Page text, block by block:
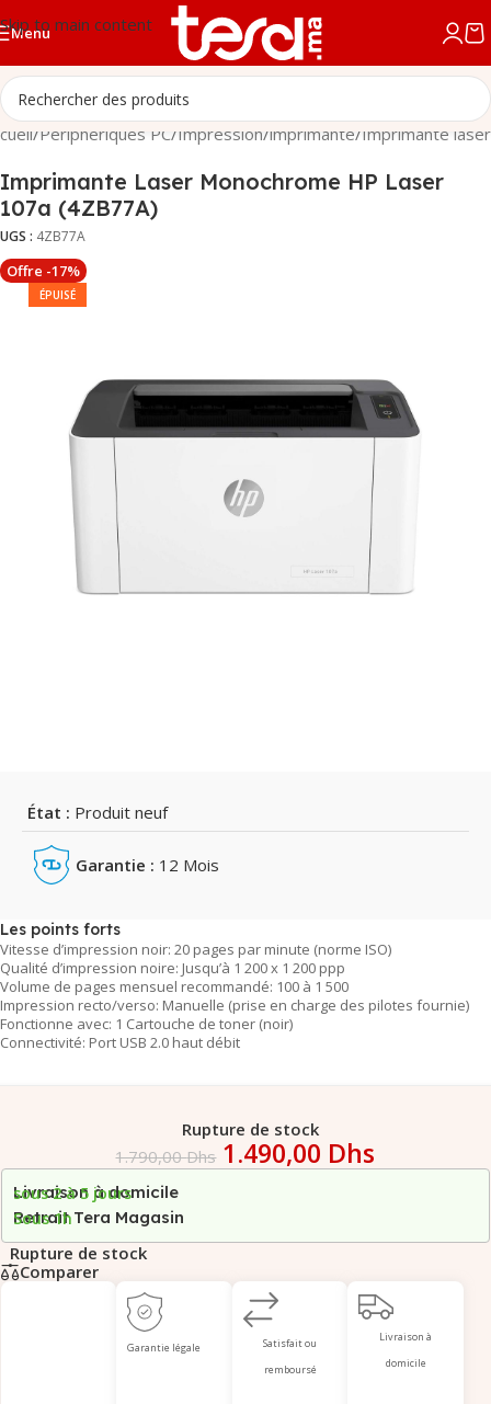
Skip to main content
Menu
/Périphériques PC/Impression/imprimante/Imprimante laser
Imprimante Laser Monochrome HP Laser
107a (4ZB77A)
UGS : 4ZB77A
Offre -17%
ÉPUISÉ
État : Produit neuf
Garantie : 12 Mois
Les points forts
Vitesse d’impression noir: 20 pages par minute (norme ISO)
Qualité d’impression noire: Jusqu’à 1 200 x 1 200 ppp
Volume de pages mensuel recommandé: 100 à 1 500
Impression recto/verso: Manuelle (prise en charge des pilotes fournie)
Fonctionne avec: 1 Cartouche de toner (noir)
Connectivité: Port USB 2.0 haut débit
Rupture de stock
1.790,00Dhs 1.490,00 Dhs
Livraison à domicile
sous 2 à 5 jours
Retrait Tera Magasin
Sous 1h
Rupture de stock
Comparer
Garantie légale
Satisfait ou
remboursé
Livraison à
domicile